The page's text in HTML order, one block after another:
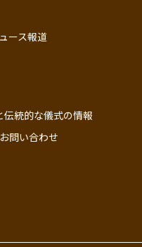
ース報道
伝統的な儀式の情報
お問い合わせ